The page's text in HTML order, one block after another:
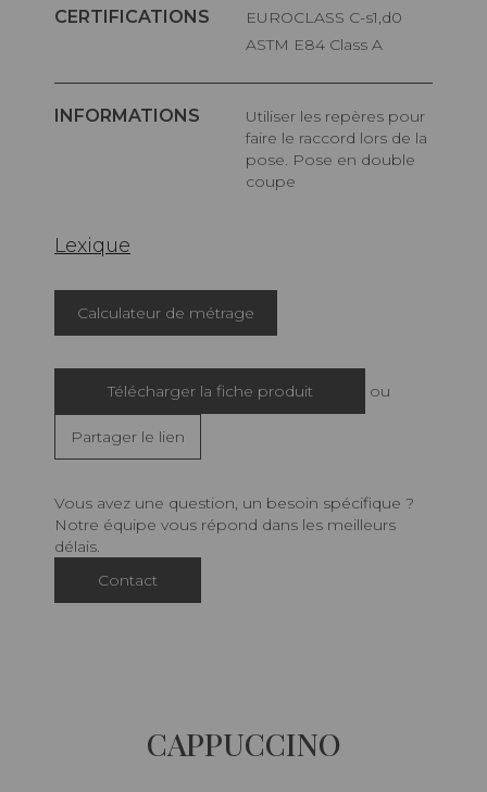
CERTIFICATIONS
EUROCLASS C-s1,d0
ASTM E84 Class A
INFORMATIONS
Utiliser les repères pour
faire le raccord lors de la
pose. Pose en double
coupe
Lexique
Calculateur de métrage
Télécharger la fiche produit ou
Partager le lien
Vous avez une question, un besoin spécifique ?
Notre équipe vous répond dans les meilleurs
délais.
Contact
CAPPUCCINO